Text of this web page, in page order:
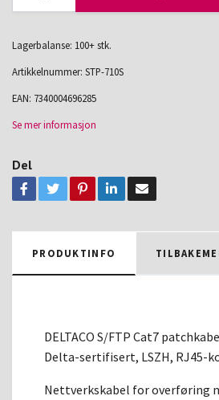
Lagerbalanse: 100+ stk.
Artikkelnummer: STP-710S
EAN: 7340004696285
Se mer informasjon
Del
PRODUKTINFO
DELTACO S/FTP Cat7
Delta-sertifisert, LSZH, RJ45-
Nettverkskabel for overføring